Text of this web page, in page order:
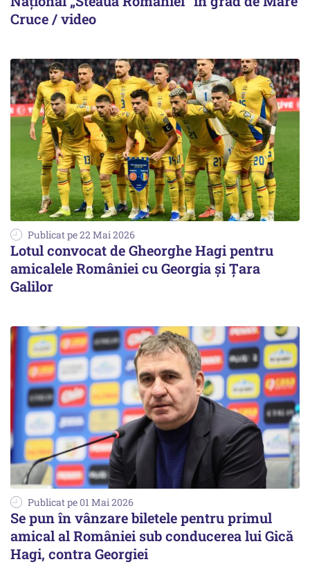
Cruce / video
Publicat pe 22 Mai 2026
Lotul convocat de Gheorghe Hagi pentru
amicalele României cu Georgia și Țara
Galilor
Publicat pe 01 Mai 2026
Se pun în vânzare biletele pentru primul
amical al României sub conducerea lui Gică
Hagi, contra Georgiei